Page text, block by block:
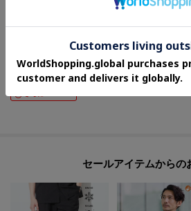
THE SHOP TK(Men)
【抗菌防臭／UVカット／洗濯機OK】和紙混 半袖ニット
4,989
THE SHOP TK(Men)
¥ 2,500
セールアイテムからの